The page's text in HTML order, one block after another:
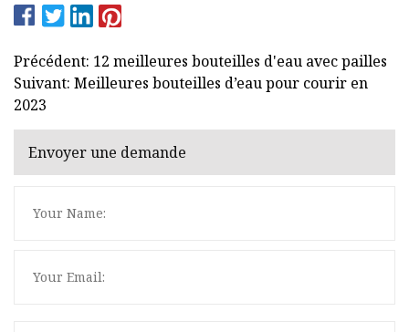
Précédent: 12 meilleures bouteilles d'eau avec pailles
Suivant: Meilleures bouteilles d’eau pour courir en
2023
Envoyer une demande